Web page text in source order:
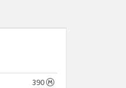
390